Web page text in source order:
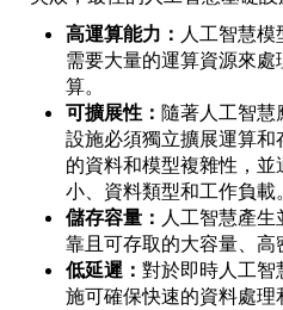
高運算能力： 人工智慧模
需要大量的運算資源來
算。
可擴展性： 隨著人工智慧
設施必須獨立擴展運算
的資料和模型複雜性，
小、資料類型和工作負載。
儲存容量： 人工智慧產
靠且可存取的大容量、高
低延遲： 對於即時人工智
施可確保快速的資料處理